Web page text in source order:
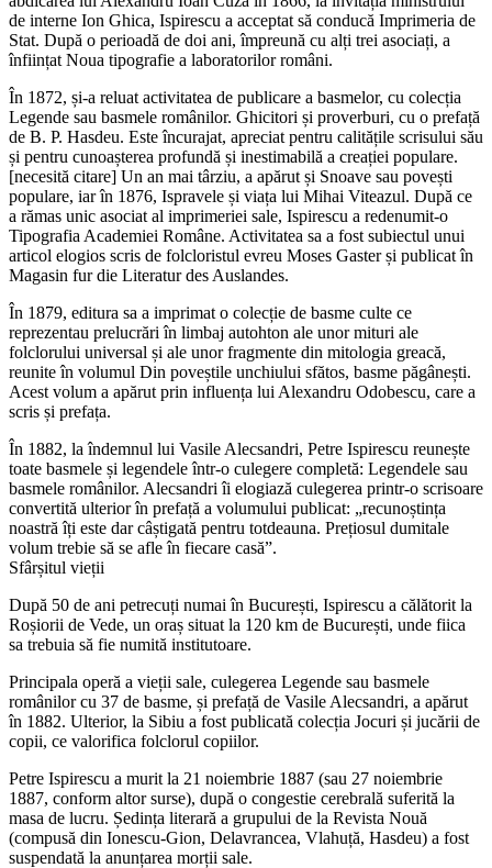
de interne Ion Ghica, Ispirescu a acceptat să conducă Imprimeria de
Stat. După o perioadă de doi ani, împreună cu alți trei asociați, a
înființat Noua tipografie a laboratorilor români.
În 1872, și-a reluat activitatea de publicare a basmelor, cu colecția
Legende sau basmele românilor. Ghicitori și proverburi, cu o prefață
de B. P. Hasdeu. Este încurajat, apreciat pentru calitățile scrisului său
și pentru cunoașterea profundă și inestimabilă a creației populare.
[necesită citare] Un an mai târziu, a apărut și Snoave sau povești
populare, iar în 1876, Ispravele și viața lui Mihai Viteazul. După ce
a rămas unic asociat al imprimeriei sale, Ispirescu a redenumit-o
Tipografia Academiei Române. Activitatea sa a fost subiectul unui
articol elogios scris de folcloristul evreu Moses Gaster și publicat în
Magasin fur die Literatur des Auslandes.
În 1879, editura sa a imprimat o colecție de basme culte ce
reprezentau prelucrări în limbaj autohton ale unor mituri ale
folclorului universal și ale unor fragmente din mitologia greacă,
reunite în volumul Din poveștile unchiului sfătos, basme păgânești.
Acest volum a apărut prin influența lui Alexandru Odobescu, care a
scris și prefața.
În 1882, la îndemnul lui Vasile Alecsandri, Petre Ispirescu reunește
toate basmele și legendele într-o culegere completă: Legendele sau
basmele românilor. Alecsandri îi elogiază culegerea printr-o scrisoare
convertită ulterior în prefață a volumului publicat: „recunoștința
noastră îți este dar câștigată pentru totdeauna. Prețiosul dumitale
volum trebie să se afle în fiecare casă”.
Sfârșitul vieții
După 50 de ani petrecuți numai în București, Ispirescu a călătorit la
Roșiorii de Vede, un oraș situat la 120 km de București, unde fiica
sa trebuia să fie numită institutoare.
Principala operă a vieții sale, culegerea Legende sau basmele
românilor cu 37 de basme, și prefață de Vasile Alecsandri, a apărut
în 1882. Ulterior, la Sibiu a fost publicată colecția Jocuri și jucării de
copii, ce valorifica folclorul copiilor.
Petre Ispirescu a murit la 21 noiembrie 1887 (sau 27 noiembrie
1887, conform altor surse), după o congestie cerebrală suferită la
masa de lucru. Ședința literară a grupului de la Revista Nouă
(compusă din Ionescu-Gion, Delavrancea, Vlahuță, Hasdeu) a fost
suspendată la anunțarea morții sale.